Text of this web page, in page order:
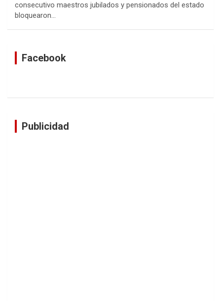
consecutivo maestros jubilados y pensionados del estado
bloquearon…
Facebook
Publicidad